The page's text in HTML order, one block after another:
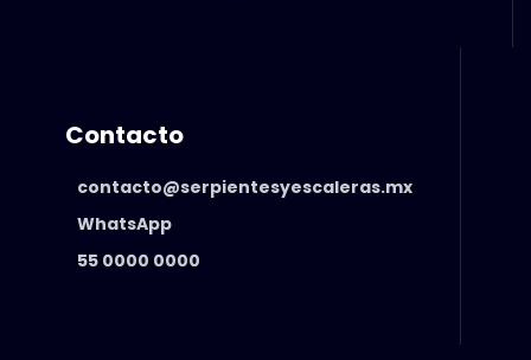
Contacto
contacto@serpientesyescaleras.mx
WhatsApp
55 0000 0000